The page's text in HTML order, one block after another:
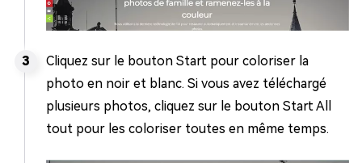
Cliquez sur le bouton Start pour coloriser la
photo en noir et blanc. Si vous avez téléchargé
plusieurs photos, cliquez sur le bouton Start All
tout pour les coloriser toutes en même temps.